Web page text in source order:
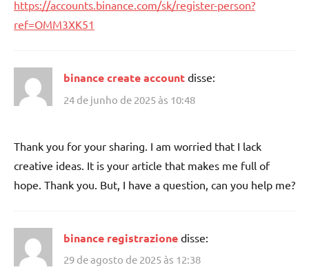
https://accounts.binance.com/sk/register-person?
ref=OMM3XK51
binance create account disse:
24 de junho de 2025 às 10:48
Thank you for your sharing. I am worried that I lack
creative ideas. It is your article that makes me full of
hope. Thank you. But, I have a question, can you help me?
binance registrazione disse:
29 de agosto de 2025 às 12:38